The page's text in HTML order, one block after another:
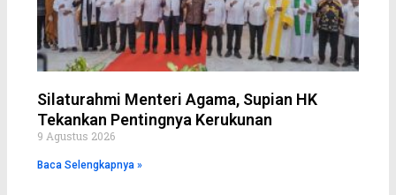
Silaturahmi Menteri Agama, Supian HK
Tekankan Pentingnya Kerukunan
9 Agustus 2026
Baca Selengkapnya »